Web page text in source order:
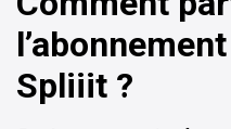
Spliiit ?